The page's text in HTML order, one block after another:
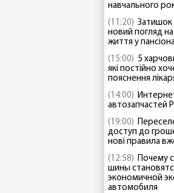
навчального
(11:20) Затишок
новий погляд
життя у
(15:00) 5
які постійно
пояснення
(14:00)
автозапчастей
(19:00)
доступ до
нові правила
(12:58) Почему
шины
экономичной
автомобиля